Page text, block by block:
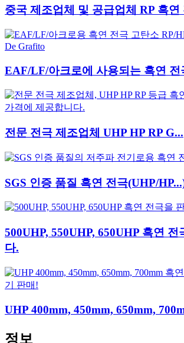
중국 제조업체 및 공급업체 RP 흑연
EAF/LF/아크로에 사용되는 흑연 전
전문 전극 제조업체 UHP HP RP G...
SGS 인증 품질 흑연 전극(UHP/
500UHP, 550UHP, 650UHP 흑연 전
다.
UHP 400mm, 450mm, 650mm,
정보